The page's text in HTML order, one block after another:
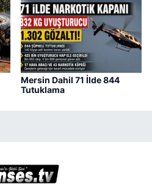
Mersin Dahil 71 İlde 844
Tutuklama